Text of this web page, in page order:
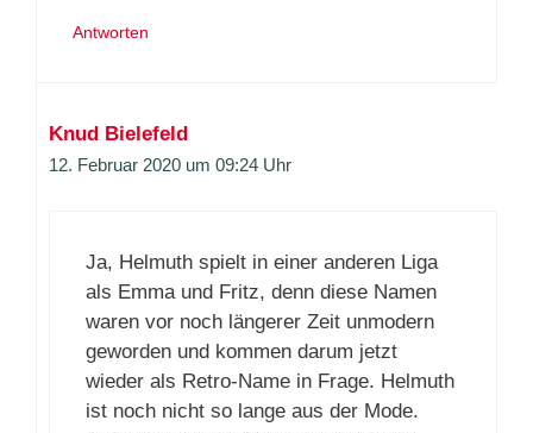
Antworten
Knud Bielefeld
12. Februar 2020 um 09:24 Uhr
Ja, Helmuth spielt in einer anderen Liga
als Emma und Fritz, denn diese Namen
waren vor noch längerer Zeit unmodern
geworden und kommen darum jetzt
wieder als Retro-Name in Frage. Helmuth
ist noch nicht so lange aus der Mode.